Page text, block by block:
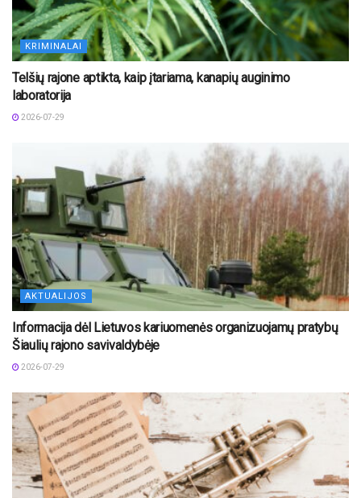
KRIMINALAI
Telšių rajone aptikta, kaip įtariama, kanapių auginimo
laboratorija
2026-07-29
AKTUALIJOS
Informacija dėl Lietuvos kariuomenės organizuojamų pratybų
Šiaulių rajono savivaldybėje
2026-07-29